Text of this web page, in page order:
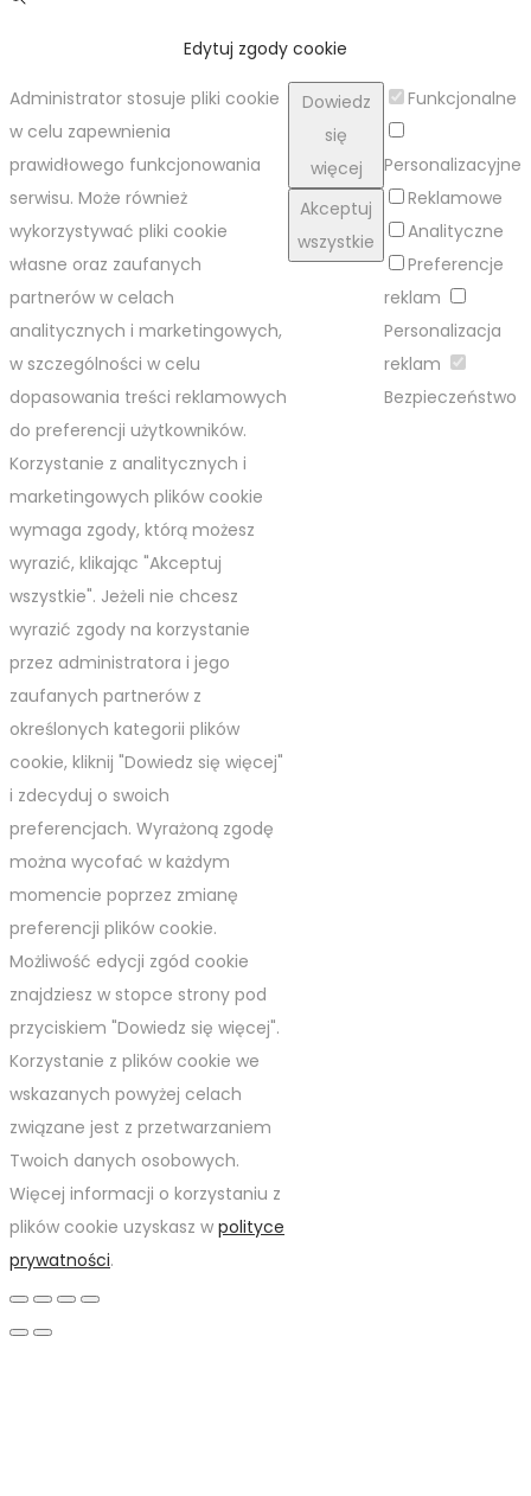
Edytuj zgody cookie
Administrator stosuje pliki cookie
w celu zapewnienia
prawidłowego funkcjonowania
serwisu. Może również
wykorzystywać pliki cookie
własne oraz zaufanych
partnerów w celach
analitycznych i marketingowych,
w szczególności w celu
dopasowania treści reklamowych
do preferencji użytkowników.
Korzystanie z analitycznych i
marketingowych plików cookie
wymaga zgody, którą możesz
wyrazić, klikając "Akceptuj
wszystkie". Jeżeli nie chcesz
wyrazić zgody na korzystanie
przez administratora i jego
zaufanych partnerów z
określonych kategorii plików
cookie, kliknij "Dowiedz się więcej"
i zdecyduj o swoich
preferencjach. Wyrażoną zgodę
można wycofać w każdym
momencie poprzez zmianę
preferencji plików cookie.
Możliwość edycji zgód cookie
znajdziesz w stopce strony pod
przyciskiem "Dowiedz się więcej".
Korzystanie z plików cookie we
wskazanych powyżej celach
związane jest z przetwarzaniem
Twoich danych osobowych.
Więcej informacji o korzystaniu z
plików cookie uzyskasz w polityce
prywatności.
Dowiedz
się
więcej
Akceptuj
wszystkie
Funkcjonalne
Personalizacyjne
Reklamowe
Analityczne
Preferencje
reklam
Personalizacja
reklam
Bezpieczeństwo